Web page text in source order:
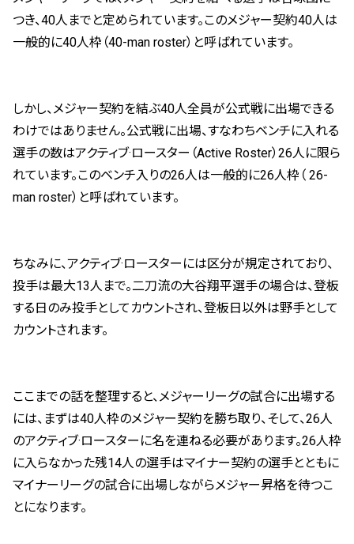
つき、40人までと定められています。このメジャー契約40人は
一般的に40人枠（40-man roster）と呼ばれています。
しかし、メジャー契約を結ぶ40人全員が公式戦に出場できる
わけではありません。公式戦に出場、すなわちベンチに入れる
選手の数はアクティブ·ロースター（Active Roster）26人に限ら
れています。このベンチ入りの26人は一般的に26人枠（ 26-
man roster）と呼ばれています。
ちなみに、アクティブ·ロースターには区分が規定されており、
投手は最大13人まで。二刀流の大谷翔平選手の場合は、登板
する日のみ投手としてカウントされ、登板日以外は野手として
カウントされます。
ここまでの話を整理すると、メジャーリーグの試合に出場する
には、まずは40人枠のメジャー契約を勝ち取り、そして、26人
のアクティブ·ロースターに名を連ねる必要があります。26人枠
に入らなかった残14人の選手はマイナー契約の選手とともに
マイナーリーグの試合に出場しながらメジャー昇格を待つこ
とになります。